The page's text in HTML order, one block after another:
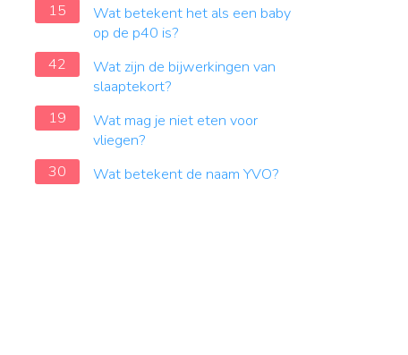
15
Wat betekent het als een baby
op de p40 is?
42
Wat zijn de bijwerkingen van
slaaptekort?
19
Wat mag je niet eten voor
vliegen?
30
Wat betekent de naam YVO?